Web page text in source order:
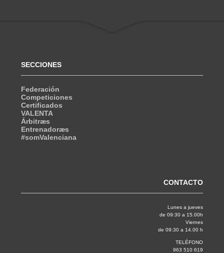
SECCIONES
Federación
Competiciones
Certificados
VALENTA
Árbitræs
Entrenadoræs
#somValenciana
CONTACTO
Lunes a jueves
de 09:30 a 15.00h
Viernes
de 09:30 a 14.00 h
TELÉFONO
963 510 619